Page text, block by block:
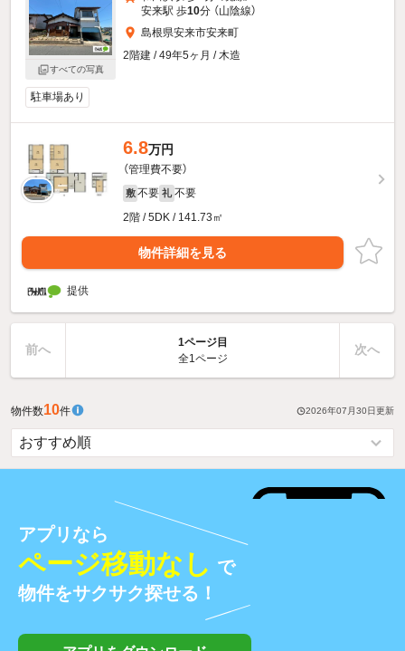
すべての写真
安来駅 歩10分 （山陰線）
島根県安来市安来町
2階建 / 49年5ヶ月 / 木造
駐車場あり
6.8万円
（管理費不要）
敷 不要 礼 不要
2階 / 5DK / 141.73㎡
物件詳細を見る
提供
前へ
1ページ目
全1ページ
次へ
物件数10件 2026年07月30日更新
アプリなら
ページ移動なし で
物件をサクサク探せる！